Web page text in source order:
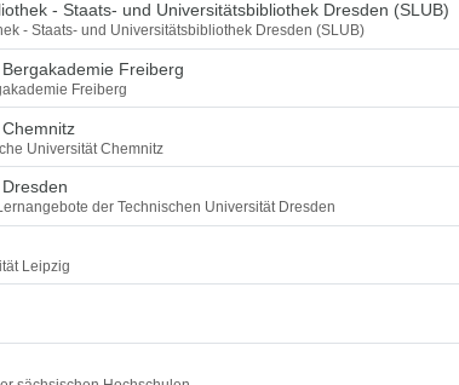
- Staats- und Universitätsbibliothek Dresden (SLUB)
- Staats- und Universitätsbibliothek Dresden (SLUB)
Freiberg
Freiberg
Universität Chemnitz
der Technischen Universität Dresden
Leipzig